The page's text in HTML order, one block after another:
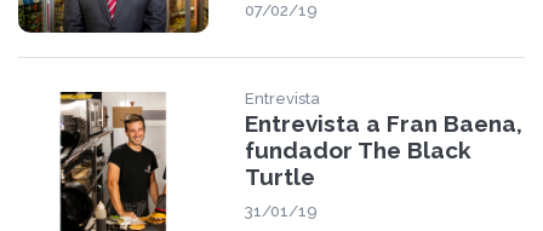
07/02/19
Entrevista
Entrevista a Fran Baena,
fundador The Black
Turtle
31/01/19